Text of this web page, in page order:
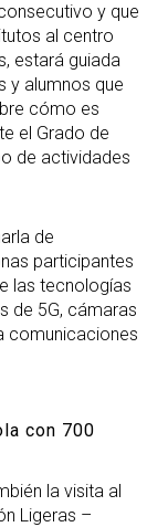
y que
al centro
estará guiada
y alumnos que
cómo es
el Grado de
de actividades
de
participantes
las tecnologías
de 5G, cámaras
comunicaciones
con 700
la visita al
Ligeras –